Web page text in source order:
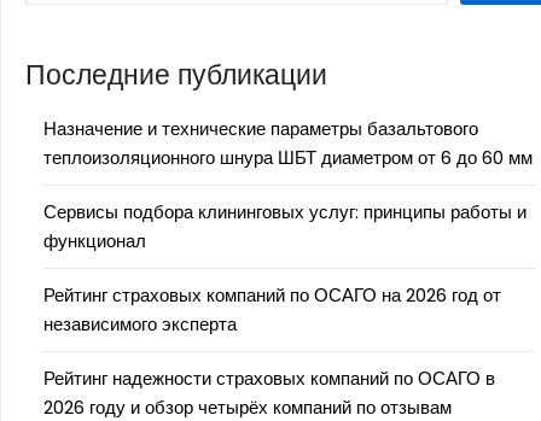
Последние публикации
Назначение и технические параметры базальтового
теплоизоляционного шнура ШБТ диаметром от 6 до 60 мм
Сервисы подбора клининговых услуг: принципы работы и
функционал
Рейтинг страховых компаний по ОСАГО на 2026 год от
независимого эксперта
Рейтинг надежности страховых компаний по ОСАГО в
2026 году и обзор четырёх компаний по отзывам